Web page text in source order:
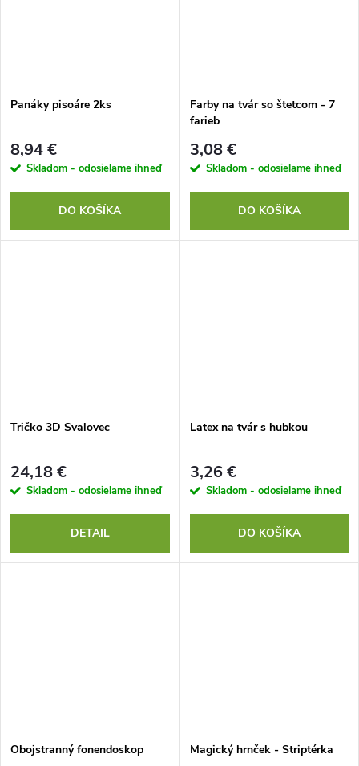
Panáky pisoáre 2ks
8,94 €
Skladom - odosielame ihneď
DO KOŠÍKA
Farby na tvár so štetcom - 7
farieb
3,08 €
Skladom - odosielame ihneď
DO KOŠÍKA
Tričko 3D Svalovec
24,18 €
Skladom - odosielame ihneď
DETAIL
Latex na tvár s hubkou
3,26 €
Skladom - odosielame ihneď
DO KOŠÍKA
Obojstranný fonendoskop Magický hrnček - Striptérka